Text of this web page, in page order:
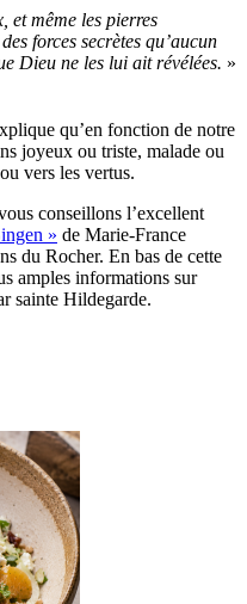
et même les pierres
forces secrètes qu’aucun
Dieu ne les lui ait révélées. »
qu’en fonction de notre
joyeux ou triste, malade ou
vers les vertus.
conseillons l’excellent
» de Marie-France
du Rocher. En bas de cette
amples informations sur
sainte Hildegarde.